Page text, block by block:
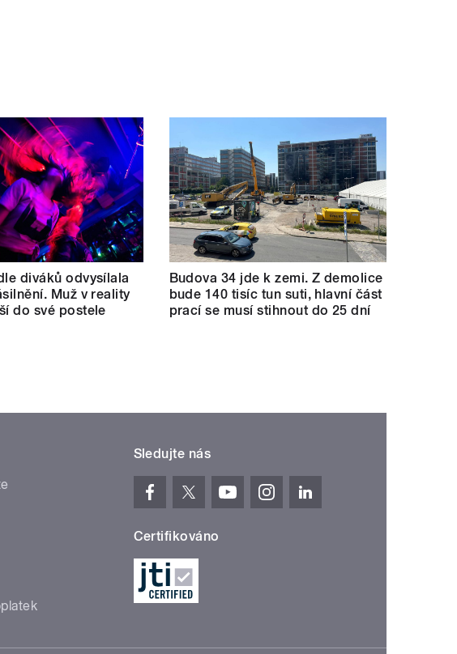
diváků odvysílala
Muž v reality
do své postele
Budova 34 jde k zemi. Z demolice
bude 140 tisíc tun suti, hlavní část
prací se musí stihnout do 25 dní
Sledujte nás
Certifikováno